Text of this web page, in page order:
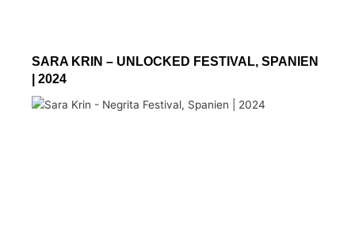
SARA KRIN – UNLOCKED FESTIVAL, SPANIEN
| 2024